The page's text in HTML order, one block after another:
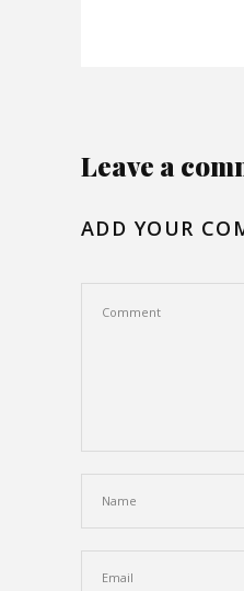
Leave a
ADD YOUR